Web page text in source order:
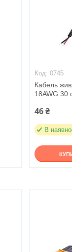
0745
Кабель
18AWG 30
46 ₴
В